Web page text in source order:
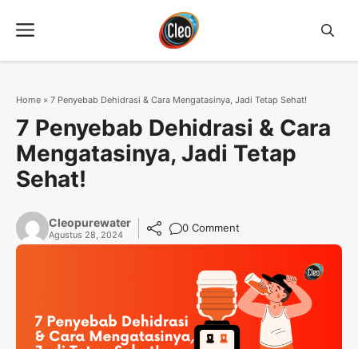
Menu
Home » 7 Penyebab Dehidrasi & Cara Mengatasinya, Jadi Tetap Sehat!
7 Penyebab Dehidrasi & Cara
Mengatasinya, Jadi Tetap
Sehat!
Cleopurewater
Agustus 28, 2024
0 Comment